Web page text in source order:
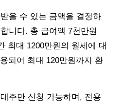
을 수 있는 금액을 결정하
니다. 총 급여액 7천만원
최대 1200만원의 월세에 대
되어 최대 120만원까지 환
주만 신청 가능하며, 전용